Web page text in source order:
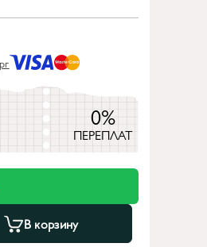
0%
ПЕРЕПЛАТ
В корзину